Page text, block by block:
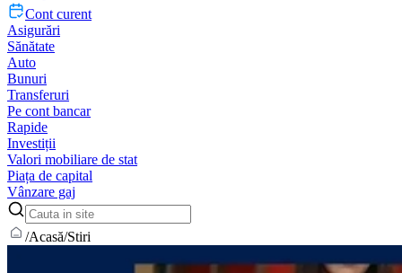
Cont curent
Asigurări
Sănătate
Auto
Bunuri
Transferuri
Pe cont bancar
Rapide
Investiții
Valori mobiliare de stat
Piața de capital
Vânzare gaj
/Acasă/Stiri